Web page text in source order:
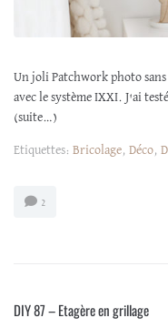
Un joli Patchwork photo
avec le système IXXI. J'ai
(suite…)
Etiquettes: Bricolage, Déco,
2
DIY 87 – Etagère en grillage